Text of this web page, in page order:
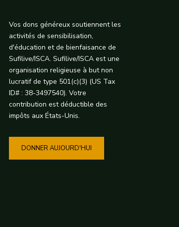
Vos dons généreux soutiennent les
activités de sensibilisation,
d'éducation et de bienfaisance de
Sufilive/ISCA. Sufilive/ISCA est une
organisation religieuse à but non
lucratif de type 501(c)(3) (US Tax
ID# : 38-3497540). Votre
contribution est déductible des
impôts aux États-Unis.
DONNER AUJOURD'HUI